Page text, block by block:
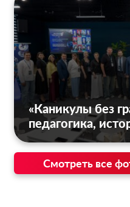
«Каникулы без
педагогика,
Смотреть все